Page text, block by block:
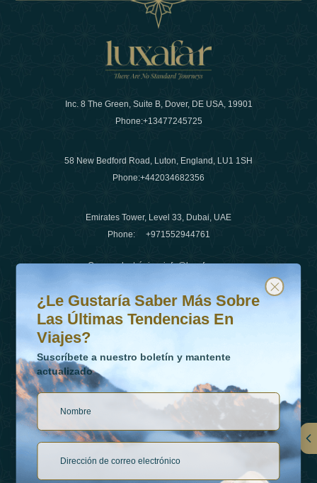
Inc. 8 The Green, Suite B, Dover, DE USA, 19901
Phone:+13477245725
58 New Bedford Road, Luton, England, LU1 1SH
Phone:+442034682356
Emirates Tower, Level 33, Dubai, UAE
Phone: +971552944761
Correo electrónico:info@luxafar.com
Número de WhatsApp
+442034682356
+971552944761
Vínculos
¿Le gustaría saber más sobre las últimas tendencias en
Suscríbete a nuestro boletín y mantente actualizado
¿Le Gustaría Saber Más Sobre
Las Últimas Tendencias En
Viajes?
Suscríbete a nuestro boletín y mantente
actualizado